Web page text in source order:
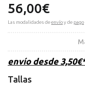
56,00€
Las modalidades deenvíoy de pago
envío desde 3,50€
Tallas